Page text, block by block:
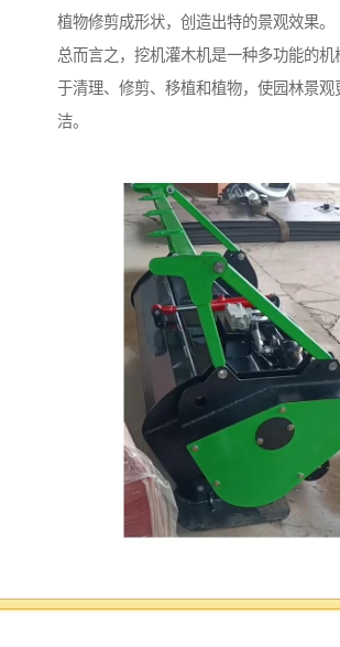
植物修剪成形状，创造出特的景观效果。
总而言之，挖机灌木机是一种多功能的机
于清理、修剪、移植和植物，使园林景观
洁。
灌木粉碎机的作用是将灌木、树木、树枝